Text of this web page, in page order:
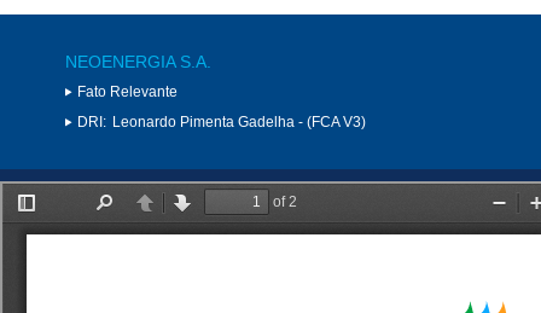
NEOENERGIA S.A.
Fato Relevante
DRI: Leonardo Pimenta Gadelha - (FCA V3)